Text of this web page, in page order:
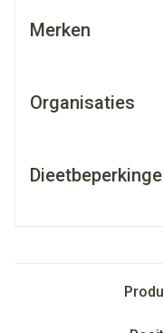
Merken
Organisaties